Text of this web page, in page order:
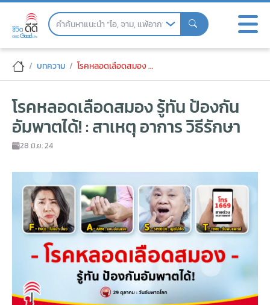
Skip
โรคหลอดเลือดสมอง รู้ทัน ป้องกันอัมพาตไ
บทความ โรคหลอดเลือดสมอง รู้ทัน ป้องกันอัมพาตได้! : สาเหตุ อาการ วิธีรักษา
โรคหลอดเลือดสมอง รู้ทัน ป้องกัน
อัมพาตได้! : สาเหตุ อาการ วิธีรักษา
28 มิ.ย. 24